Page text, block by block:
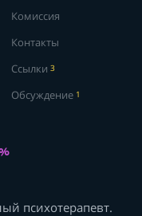
Комиссия
Контакты
Ссылки 3
Обсуждение 1
психотерапевт.